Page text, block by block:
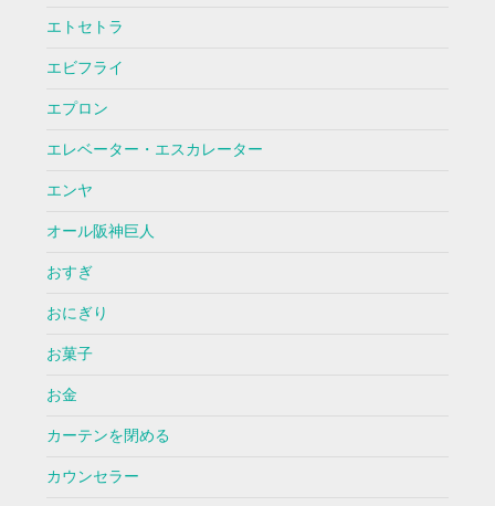
エトセトラ
エビフライ
エプロン
エレベーター・エスカレーター
エンヤ
オール阪神巨人
おすぎ
おにぎり
お菓子
お金
カーテンを閉める
カウンセラー